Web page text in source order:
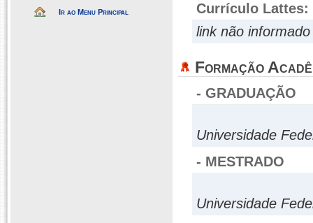
Ir ao Menu Principal
Currículo Lattes:
link não informado
Formação
- GRADUAÇÃO
Universidade
- MESTRADO
Universidade